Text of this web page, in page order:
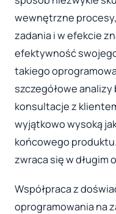
wewnętrzne
zadania i w efekcie
efektywność
takiego
szczegółowe
konsultacje z
wyjątkowo wysoką
końcowego
zwraca się w długim
Współpraca z
oprogramowania na